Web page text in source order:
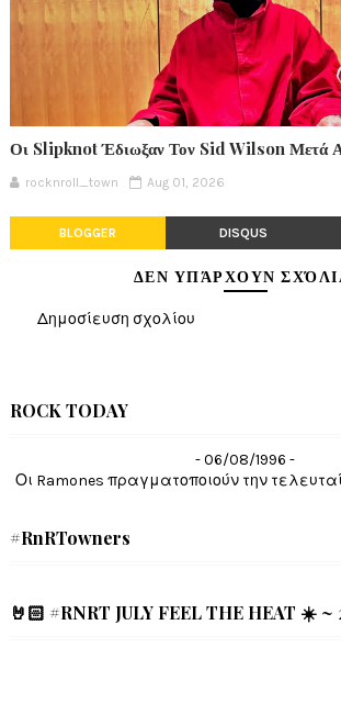
Οι Slipknot Έδιωξαν Τον Sid Wilson Μετά
rocknroll_town Aug 01, 2026
BLOGGER DISQUS
ΔΕΝ ΥΠΆΡΧΟΥΝ
Δημοσίευση σχολίου
ROCK TODAY
- 06/08/1996 -
Οι Ramones πραγματοποιούν την
#RnRTowners
🤘🏻 #RNRT JULY FEEL THE HEAT ☀️ ~